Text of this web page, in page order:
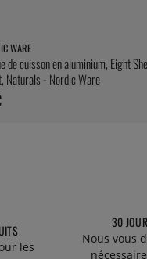
WARE
de cuisson en aluminium, Eight
Naturals - Nordic Ware
les
30
Nous vous